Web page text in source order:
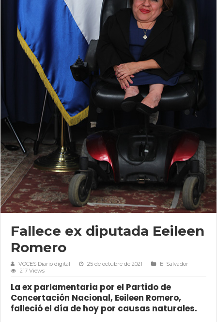
Fallece ex diputada Eeileen
Romero
VOCES Diario digital 25 de octubre de 2021
El Salvador
217 Views
La ex parlamentaria por el Partido de
Concertación Nacional, Eeileen Romero,
falleció el día de hoy por causas naturales.